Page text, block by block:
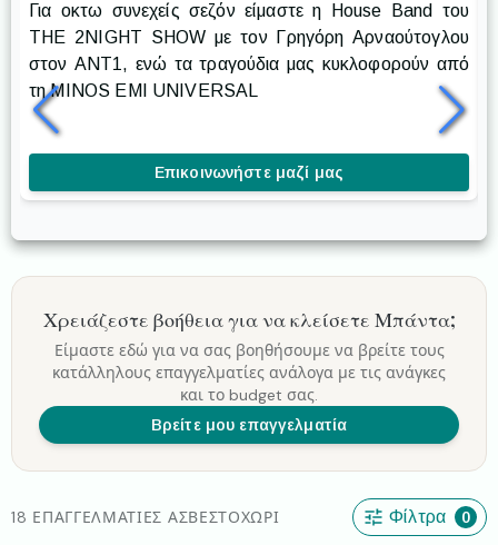
Για οκτω συνεχείς σεζόν είμαστε η House Band του
THE 2NIGHT SHOW με τον Γρηγόρη Αρναούτογλου
στον ANT1, ενώ τα τραγούδια μας κυκλοφορούν από
τη MINOS EMI UNIVERSAL
Επικοινωνήστε μαζί μας
Χρειάζεστε βοήθεια για να κλείσετε Μπάντα;
Είμαστε εδώ για να σας βοηθήσουμε να βρείτε τους
κατάλληλους επαγγελματίες ανάλογα με τις ανάγκες
και το budget σας.
Βρείτε μου επαγγελματία
18 ΕΠΑΓΓΕΛΜΑΤΊΕΣ ΑΣΒΕΣΤΟΧΏΡΙ Φίλτρα 0